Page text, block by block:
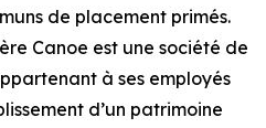
de placement primés.
Canoe est une société de
à ses employés
d’un patrimoine